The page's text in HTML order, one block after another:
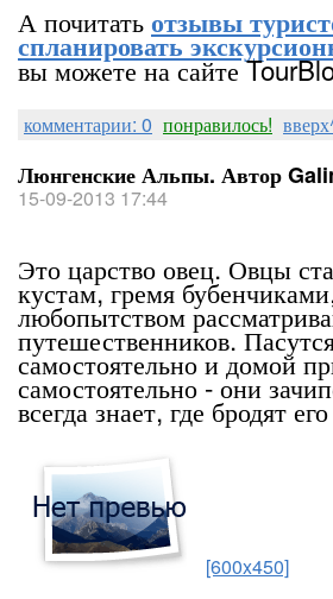
А почитатьотзывы
спланировать
вы можете на сайте
комментарии: 0 понравилось!
Люнгенские Альпы. Автор
15-09-2013 17:44
Это царство овец. Овцы
кустам, гремя
любопытством
путешественников.
самостоятельно и домой
самостоятельно - они
всегда знает, где бродят
[600x450]